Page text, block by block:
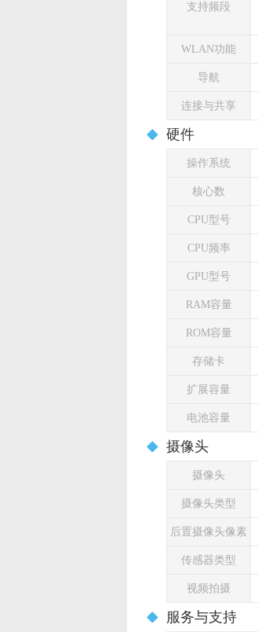
支持频段
WLAN功能
导航
连接与共享
硬件
操作系统
核心数
CPU型号
CPU频率
GPU型号
RAM容量
ROM容量
存储卡
扩展容量
电池容量
摄像头
摄像头
摄像头类型
后置摄像头像素
传感器类型
视频拍摄
服务与支持